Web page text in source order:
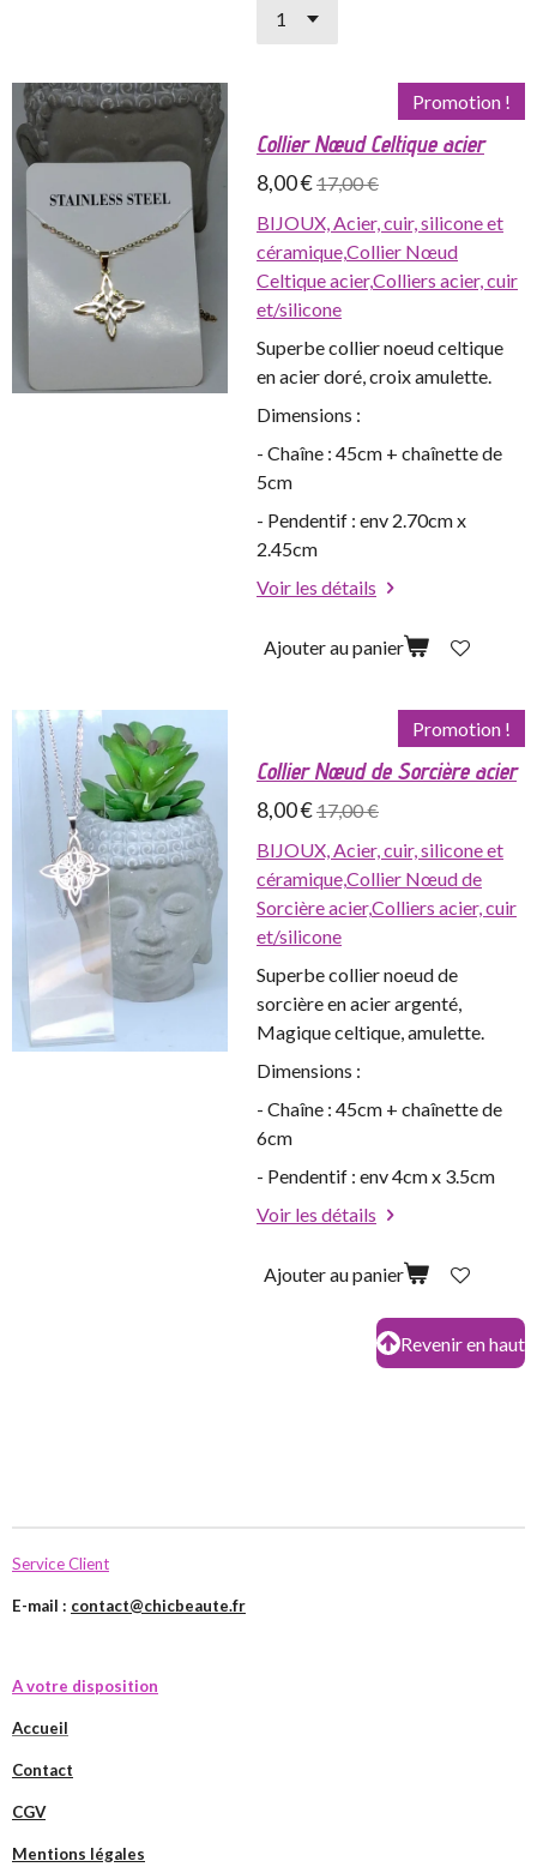
Promotion !
Collier Nœud Celtique acier
8,00 €17,00 €
BIJOUX,Acier, cuir, silicone et
céramique,Collier Nœud
Celtique acier,Colliers acier, cuir
et/silicone
Superbe collier noeud celtique
en acier doré, croix amulette.
Dimensions :
- Chaîne : 45cm + chaînette de
5cm
- Pendentif : env 2.70cm x
2.45cm
Voir les détails
Ajouter au panier
Promotion !
Collier Nœud de Sorcière acier
8,00 €17,00 €
BIJOUX,Acier, cuir, silicone et
céramique,Collier Nœud de
Sorcière acier,Colliers acier, cuir
et/silicone
Superbe collier noeud de
sorcière en acier argenté,
Magique celtique, amulette.
Dimensions :
- Chaîne : 45cm + chaînette de
6cm
- Pendentif : env 4cm x 3.5cm
Voir les détails
Ajouter au panier
Revenir en haut
Service Client
E-mail : contact@chicbeaute.fr
A votre disposition
Accueil
Contact
CGV
Mentions légales